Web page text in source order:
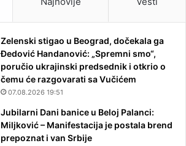
Zelenski stigao u Beograd, dočekala ga
Đedović Handanović: „Spremni smo“,
poručio ukrajinski predsednik i otkrio o
čemu će razgovarati sa Vučićem
07.08.2026 19:51
Jubilarni Dani banice u Beloj Palanci:
Miljković – Manifestacija je postala brend
prepoznat i van Srbije